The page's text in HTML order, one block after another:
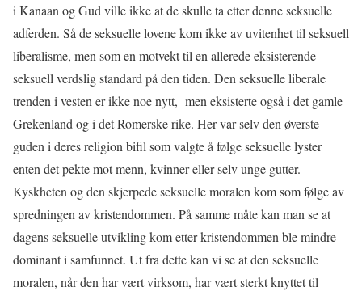
i Kanaan og Gud ville ikke at de skulle ta etter denne seksuelle
adferden. Så de seksuelle lovene kom ikke av uvitenhet til seksuell
liberalisme, men som en motvekt til en allerede eksisterende
seksuell verdslig standard på den tiden. Den seksuelle liberale
trenden i vesten er ikke noe nytt, men eksisterte også i det gamle
Grekenland og i det Romerske rike. Her var selv den øverste
guden i deres religion bifil som valgte å følge seksuelle lyster
enten det pekte mot menn, kvinner eller selv unge gutter.
Kyskheten og den skjerpede seksuelle moralen kom som følge av
spredningen av kristendommen. På samme måte kan man se at
dagens seksuelle utvikling kom etter kristendommen ble mindre
dominant i samfunnet. Ut fra dette kan vi se at den seksuelle
moralen, når den har vært virksom, har vært sterkt knyttet til